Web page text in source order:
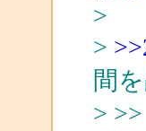
>
>
間
>